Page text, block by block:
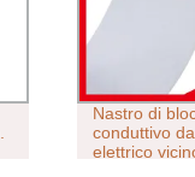
Nastro di
conduttivo
elettrico